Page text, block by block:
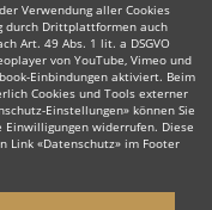
Top Redner.
Verwendung aller Cookies
durch Drittplattformen auch
Art. 49 Abs. 1 lit. a DSGVO
von YouTube, Vimeo und
Einbindungen aktiviert. Beim
Cookies und Tools externer
Einstellungen» können Sie
widerrufen. Diese
Link «Datenschutz» im Footer